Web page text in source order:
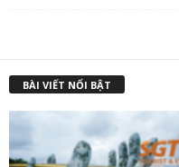
BÀI VIẾT NỔI BẬT